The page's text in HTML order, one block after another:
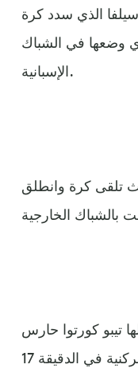
سيلفا الذي سدد كرة
وضعها في الشباك
الإسبانية.
لايبزيج فرصة تسجيل الهدف الثاني في الدقيقة 16، حيث تلقى كرة وانطلق
تيبو كورتوا حارس